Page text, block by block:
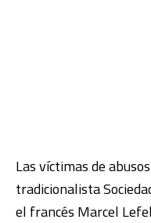
Las víctimas de
tradicionalista
el francés Marcel